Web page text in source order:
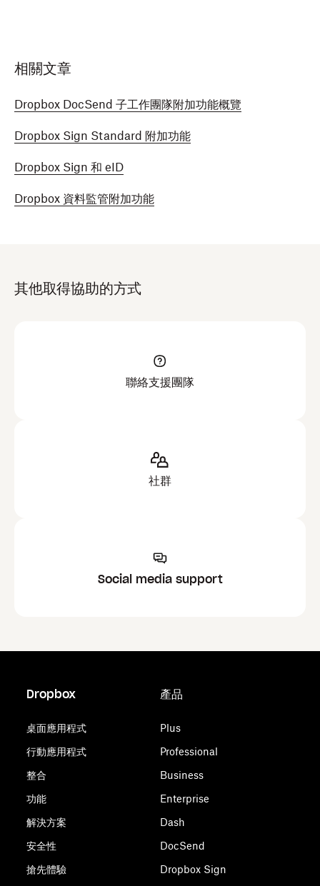
相關文章
Dropbox DocSend 子工作團隊附加功能概覽
Dropbox Sign Standard 附加功能
Dropbox Sign 和 eID
Dropbox 資料監管附加功能
其他取得協助的方式
聯絡支援團隊
社群
Social media support
Dropbox
桌面應用程式
行動應用程式
整合
功能
解決方案
安全性
搶先體驗
產品
Plus
Professional
Business
Enterprise
Dash
DocSend
Dropbox Sign